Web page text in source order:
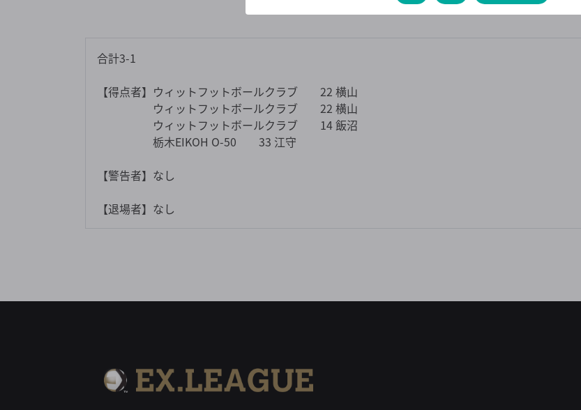
合計3-1
【得点者】ウィットフットボールクラブ 22 横山
ウィットフットボールクラブ 22 横山
ウィットフットボールクラブ 14 飯沼
栃木EIKOH O-50 33 江守
【警告者】なし
【退場者】なし